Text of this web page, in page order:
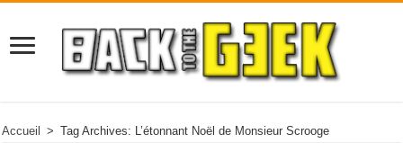
Accueil > Tag Archives: L’étonnant Noël de Monsieur Scrooge